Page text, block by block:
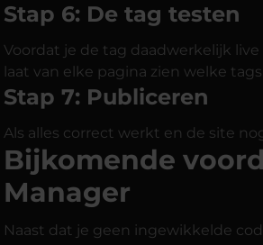
Stap 6: De tag testen
Voordat je de tag daadwerkelijk
laat van elke pagina zien welke
Stap 7: Publiceren
Als alles correct werkt en de site
Bijkomende
Manager
Naast dat je geen ingewikkelde